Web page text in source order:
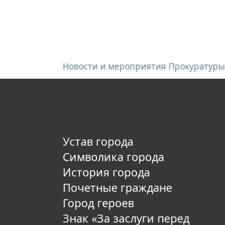
Новости и мероприятия Прокуратуры
Устав города
Символика города
История города
Почетные граждане
Город героев
Знак «За заслуги перед